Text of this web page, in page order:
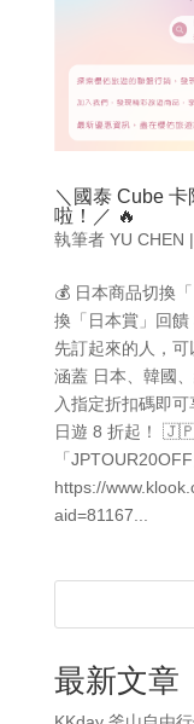
＼國泰 Cube
啦！／ 🔥
執筆者 YU CHEN |
💰 日本商品切換
換「日本賞」回
先訂起來的人，
涵蓋 日本、韓國
入指定折扣碼即
日遊 8 折起！ 🇯🇵
「
https://
aid=81167...
最新文章